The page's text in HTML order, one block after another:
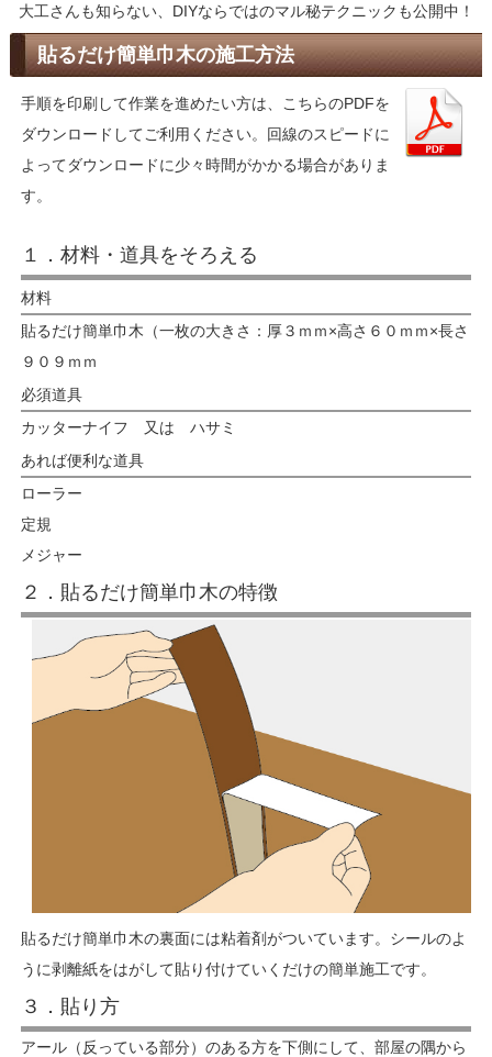
大工さんも知らない、DIYならではのマル秘テクニックも公開中！
貼るだけ簡単巾木の施工方法
手順を印刷して作業を進めたい方は、こちらのPDFを
ダウンロードしてご利用ください。回線のスピードに
よってダウンロードに少々時間がかかる場合がありま
す。
１．材料・道具をそろえる
材料
貼るだけ簡単巾木（一枚の大きさ：厚３ｍｍ×高さ６０ｍｍ×長さ
９０９ｍｍ
必須道具
カッターナイフ 又は ハサミ
あれば便利な道具
ローラー
定規
メジャー
２．貼るだけ簡単巾木の特徴
貼るだけ簡単巾木の裏面には粘着剤がついています。シールのよ
うに剥離紙をはがして貼り付けていくだけの簡単施工です。
３．貼り方
アール（反っている部分）のある方を下側にして、部屋の隅から